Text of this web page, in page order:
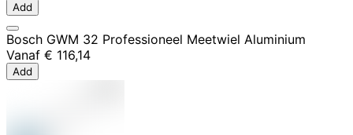
Add
Bosch GWM 32 Professioneel Meetwiel Aluminium
Vanaf € 116,14
Add